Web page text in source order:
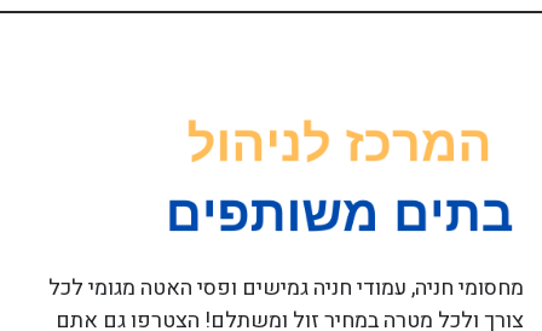
מחסומי חניה, עמודי חניה גמישים ופסי האטה מגומי לכל
צורך ולכל מטרה במחיר זול ומשתלם! הצטרפו גם אתם